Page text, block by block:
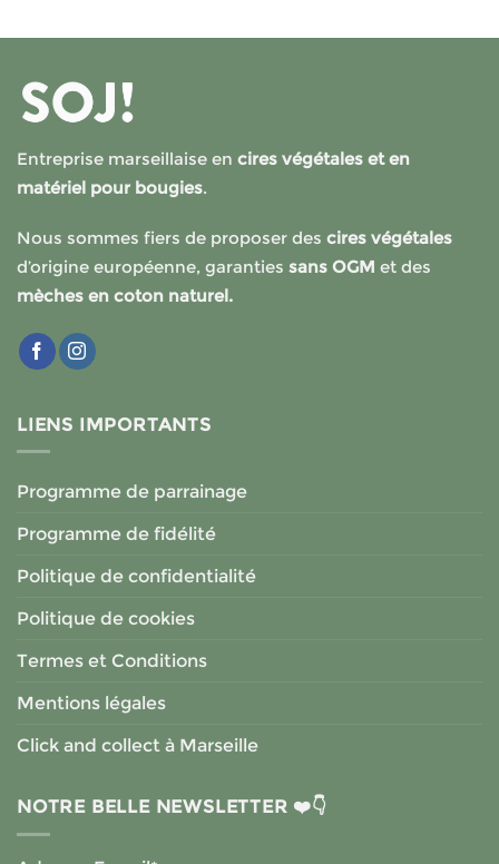
Entreprise marseillaise en cires végétales et en
matériel pour bougies.
Nous sommes fiers de proposer des cires végétales
d’origine européenne, garanties sans OGM et des
mèches en coton naturel.
LIENS IMPORTANTS
Programme de parrainage
Programme de fidélité
Politique de confidentialité
Politique de cookies
Termes et Conditions
Mentions légales
Click and collect à Marseille
NOTRE BELLE NEWSLETTER ❤️👇